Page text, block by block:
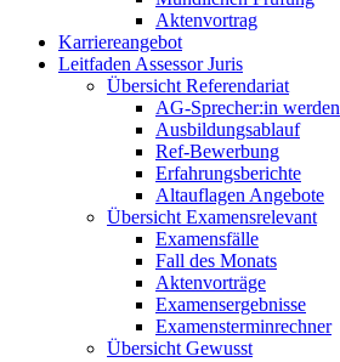
Aktenvortrag
Karriereangebot
Leitfaden Assessor Juris
Übersicht Referendariat
AG-Sprecher:in werden
Ausbildungsablauf
Ref-Bewerbung
Erfahrungsberichte
Altauflagen Angebote
Übersicht Examensrelevant
Examensfälle
Fall des Monats
Aktenvorträge
Examensergebnisse
Examensterminrechner
Übersicht Gewusst